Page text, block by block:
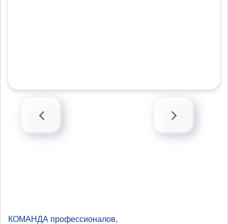
КОМАНДА профессионалов,